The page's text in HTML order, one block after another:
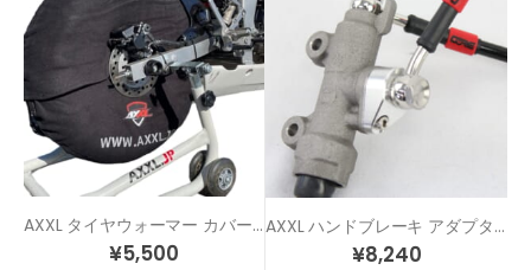
AXXL タイヤウォーマー カバー 12インチ用 前後セット
¥5,500
AXXL ハンドブレーキ アダプター
¥8,240